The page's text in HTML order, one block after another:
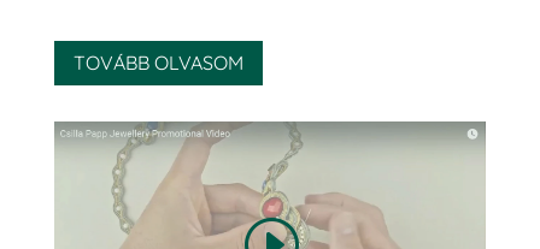
TOVÁBB OLVASOM